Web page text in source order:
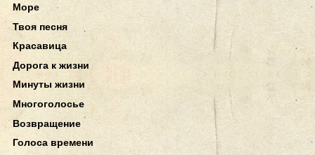
Море
Твоя песня
Красавица
Дорога к жизни
Минуты жизни
Многоголосье
Возвращение
Голоса времени